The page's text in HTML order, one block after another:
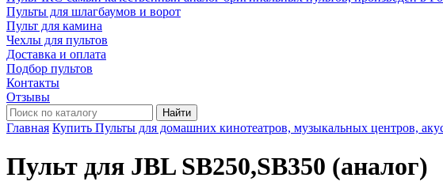
Пульты для шлагбаумов и ворот
Пульт для камина
Чехлы для пультов
Доставка и оплата
Подбор пультов
Контакты
Отзывы
Найти
Главная Купить Пульты для домашних кинотеатров, музыкальных центров,
Пульт для JBL SB250,SB350 (аналог)